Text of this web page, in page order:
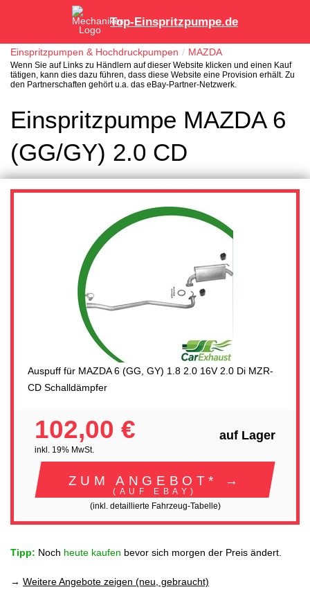
Top-Einspritzpumpe.de
Einspritzpumpen & Hochdruckpumpen MAZDA
Wenn Sie auf Links zu Händlern auf dieser Website klicken und einen Kauf
tätigen, kann dies dazu führen, dass diese Website eine Provision erhält. Zu
den Partnerschaften gehört u.a. das eBay-Partner-Netzwerk.
Einspritzpumpe MAZDA 6
(GG/GY) 2.0 CD
Auspuff für MAZDA 6 (GG, GY) 1.8 2.0 16V 2.0 Di MZR-
CD Schalldämpfer
102,00 €
inkl. 19% MwSt.
auf Lager
ZUM ANGEBOT* →
(AUF EBAY)
(inkl. detaillierte Fahrzeug-Tabelle)
Tipp: Noch heute kaufen bevor sich morgen der Preis ändert.
→ Weitere Angebote zeigen (neu, gebraucht)